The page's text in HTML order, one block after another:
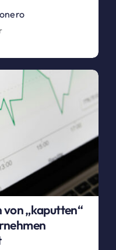
von „kaputten“